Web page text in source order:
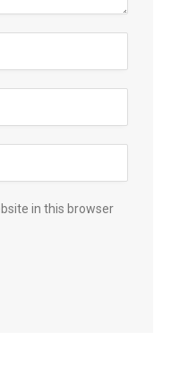
in this browser